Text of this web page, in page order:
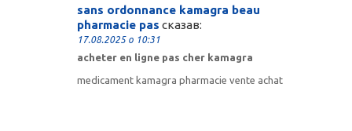
sans ordonnance kamagra beau
pharmacie pas сказав:
17.08.2025 о 10:31
acheter en ligne pas cher kamagra
medicament kamagra pharmacie vente achat